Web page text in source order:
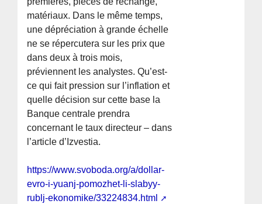
matériaux. Dans le même temps,
une dépréciation à grande échelle
ne se répercutera sur les prix que
dans deux à trois mois,
préviennent les analystes. Qu’est-
ce qui fait pression sur l’inflation et
quelle décision sur cette base la
Banque centrale prendra
concernant le taux directeur – dans
l’article d’Izvestia.
https://www.svoboda.org/a/dollar-
evro-i-yuanj-pomozhet-li-slabyy-
rublj-ekonomike/33224834.html